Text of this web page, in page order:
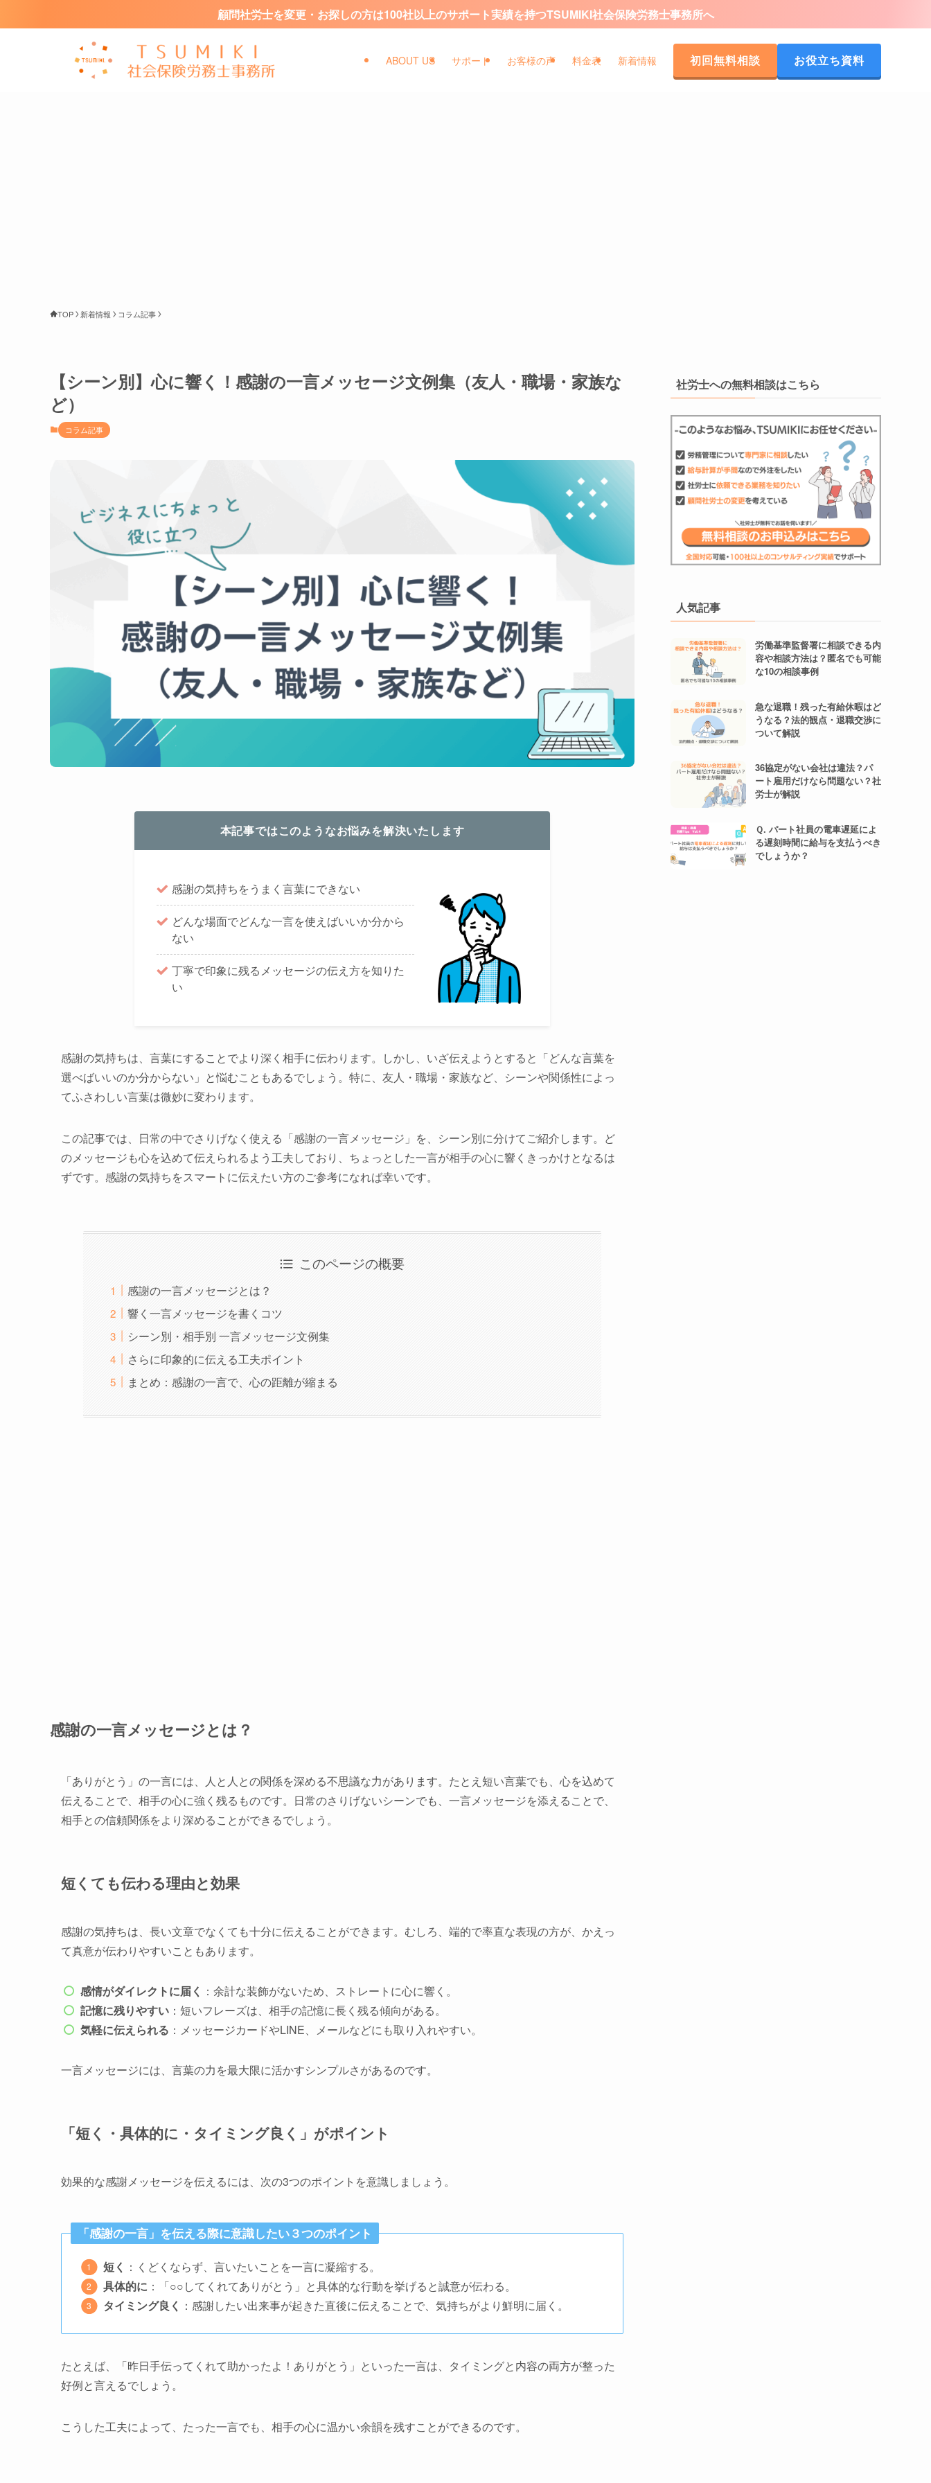
顧問社労士を変更・お探しの方は100社以上のサポート実績を持つTSUMIKI社会保険労務士事務所へ
ABOUT US サポート お客様の声 料金表 新着情報 初回無料相談 お役立ち資料
TOP 新着情報 コラム記事
【シーン別】心に響く！感謝の一言メッセージ文例集（友人・職場・家族な
ど）
コラム記事
本記事ではこのようなお悩みを解決いたします
感謝の気持ちをうまく言葉にできない
どんな場面でどんな一言を使えばいいか分から
ない
丁寧で印象に残るメッセージの伝え方を知りた
い
感謝の気持ちは、言葉にすることでより深く相手に伝わります。しかし、いざ伝えようとすると「どんな言葉を
選べばいいのか分からない」と悩むこともあるでしょう。特に、友人・職場・家族など、シーンや関係性によっ
てふさわしい言葉は微妙に変わります。
この記事では、日常の中でさりげなく使える「感謝の一言メッセージ」を、シーン別に分けてご紹介します。ど
のメッセージも心を込めて伝えられるよう工夫しており、ちょっとした一言が相手の心に響くきっかけとなるは
ずです。感謝の気持ちをスマートに伝えたい方のご参考になれば幸いです。
このページの概要
感謝の一言メッセージとは？
響く一言メッセージを書くコツ
シーン別・相手別 一言メッセージ文例集
さらに印象的に伝える工夫ポイント
まとめ：感謝の一言で、心の距離が縮まる
感謝の一言メッセージとは？
「ありがとう」の一言には、人と人との関係を深める不思議な力があります。たとえ短い言葉でも、心を込めて
伝えることで、相手の心に強く残るものです。日常のさりげないシーンでも、一言メッセージを添えることで、
相手との信頼関係をより深めることができるでしょう。
短くても伝わる理由と効果
感謝の気持ちは、長い文章でなくても十分に伝えることができます。むしろ、端的で率直な表現の方が、かえっ
て真意が伝わりやすいこともあります。
感情がダイレクトに届く ：余計な装飾がないため、ストレートに心に響く。
記憶に残りやすい ：短いフレーズは、相手の記憶に長く残る傾向がある。
気軽に伝えられる ：メッセージカードやLINE、メールなどにも取り入れやすい。
一言メッセージには、言葉の力を最大限に活かすシンプルさがあるのです。
「短く・具体的に・タイミング良く」がポイント
効果的な感謝メッセージを伝えるには、次の3つのポイントを意識しましょう。
「感謝の一言」を伝える際に意識したい３つのポイント
短く ：くどくならず、言いたいことを一言に凝縮する。
具体的に ：「○○してくれてありがとう」と具体的な行動を挙げると誠意が伝わる。
タイミング良く ：感謝したい出来事が起きた直後に伝えることで、気持ちがより鮮明に届く。
たとえば、「昨日手伝ってくれて助かったよ！ありがとう」といった一言は、タイミングと内容の両方が整った
好例と言えるでしょう。
こうした工夫によって、たった一言でも、相手の心に温かい余韻を残すことができるのです。
社労士への無料相談はこちら
人気記事
労働基準監督署に相談できる内
容や相談方法は？匿名でも可能
な10の相談事例
急な退職！残った有給休暇はど
うなる？法的観点・退職交渉に
ついて解説
36協定がない会社は違法？パ
ート雇用だけなら問題ない？社
労士が解説
Ｑ. パート社員の電車遅延によ
る遅刻時間に給与を支払うべき
でしょうか？